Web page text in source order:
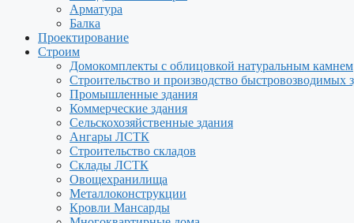
Арматура
Балка
Проектирование
Строим
Домокомплекты с облицовкой натуральным камнем
Строительство и производство быстровозводимых
Промышленные здания
Коммерческие здания
Сельскохозяйственные здания
Ангары ЛСТК
Строительство складов
Склады ЛСТК
Овощехранилища
Металлоконструкции
Кровли Мансарды